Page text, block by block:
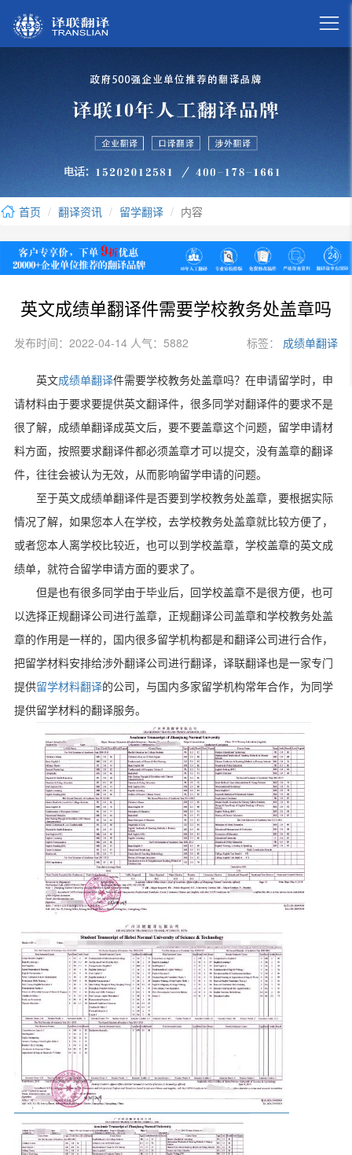

首页 翻译资讯 留学翻译 内容
英文成绩单翻译件需要学校教务处盖章吗
发布时间：2022-04-14 人气：5882 标签： 成绩单翻译
英文成绩单翻译件需要学校教务处盖章吗？在申请留学时，申
请材料由于要求要提供英文翻译件，很多同学对翻译件的要求不是
很了解，成绩单翻译成英文后，要不要盖章这个问题，留学申请材
料方面，按照要求翻译件都必须盖章才可以提交，没有盖章的翻译
件，往往会被认为无效，从而影响留学申请的问题。
至于英文成绩单翻译件是否要到学校教务处盖章，要根据实际
情况了解，如果您本人在学校，去学校教务处盖章就比较方便了，
或者您本人离学校比较近，也可以到学校盖章，学校盖章的英文成
绩单，就符合留学申请方面的要求了。
但是也有很多同学由于毕业后，回学校盖章不是很方便，也可
以选择正规翻译公司进行盖章，正规翻译公司盖章和学校教务处盖
章的作用是一样的，国内很多留学机构都是和翻译公司进行合作，
把留学材料安排给涉外翻译公司进行翻译，译联翻译也是一家专门
提供留学材料翻译的公司，与国内多家留学机构常年合作，为同学
提供留学材料的翻译服务。